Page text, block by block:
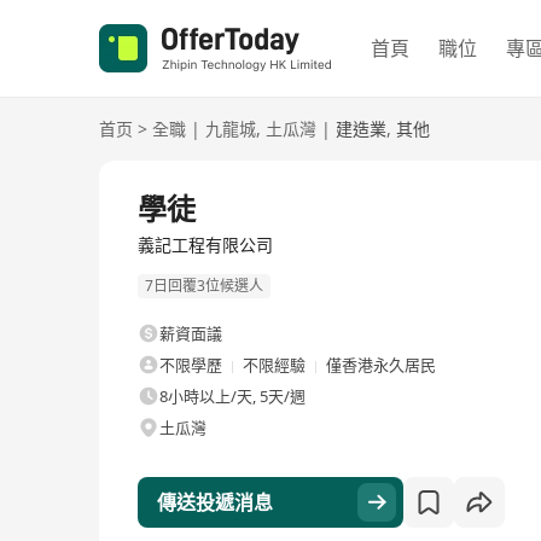
首頁 職位 專
首页 > 全職 | 九龍城, 土瓜灣 | 建造業, 其他
學徒
義記工程有限公司
7日回覆3位候選人
薪資面議
不限學歷
不限經驗
僅香港永久居民
8小時以上/天, 5天/週
土瓜灣
傳送投遞消息